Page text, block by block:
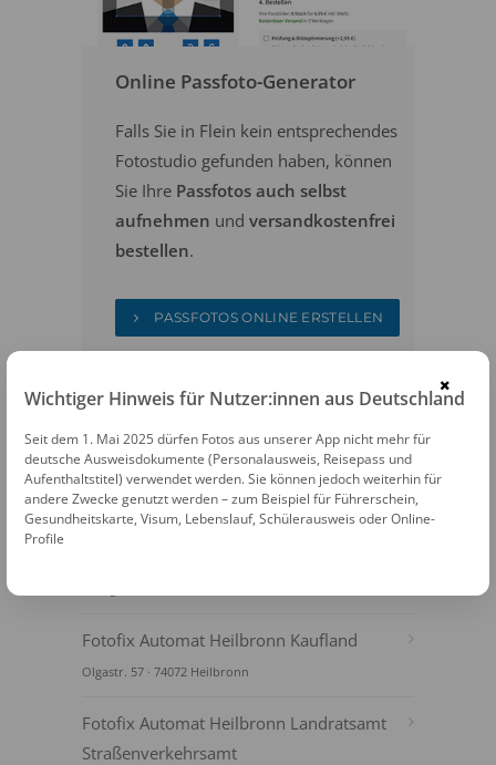
Online Passfoto-Generator
Falls Sie in Flein kein entsprechendes
Fotostudio gefunden haben, können
Sie Ihre Passfotos auch selbst
aufnehmen und versandkostenfrei
bestellen.
PASSFOTOS ONLINE ERSTELLEN
FOTOAUTOMATEN
Fotofix Automat Heilbronn Kaufland
Olgastr. 57 · 74072 Heilbronn
Fotofix Automat Heilbronn Landratsamt
Straßenverkehrsamt
×
Wichtiger Hinweis für Nutzer:innen aus Deutschland
Seit dem 1. Mai 2025 dürfen Fotos aus unserer App nicht mehr für
deutsche Ausweisdokumente (Personalausweis, Reisepass und
Aufenthaltstitel) verwendet werden. Sie können jedoch weiterhin für
andere Zwecke genutzt werden – zum Beispiel für Führerschein,
Gesundheitskarte, Visum, Lebenslauf, Schülerausweis oder Online-
Profile